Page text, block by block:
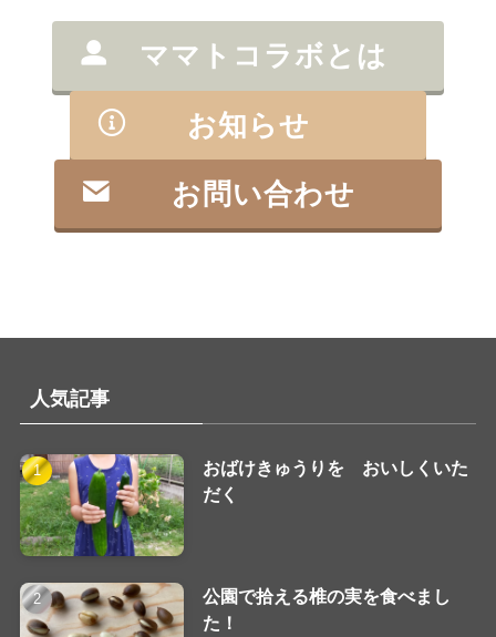
ママトコラボとは
お知らせ
お問い合わせ
人気記事
おばけきゅうりを おいしくいた
だく
公園で拾える椎の実を食べまし
た！